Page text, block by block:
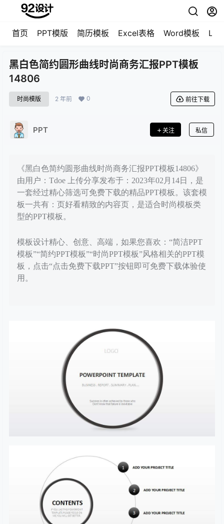
首页 PPT模版 简历模板 Excel表格 Word模板
黑白色简约圆形曲线时尚商务汇报PPT模板
14806
时尚模版 2 年前 0 前往下载
PPT 关注 私信
《黑白色简约圆形曲线时尚商务汇报PPT模板14806》
由用户：Tdoe 上传分享发布于：2023年02月14日，是
一套经过精心筛选可免费下载的精品PPT模板。该套模
板一共有：页好看精致的内容页，是适合时尚模板类
型的PPT模板。
模板设计精心、创意、高端，如果您喜欢：“简洁PPT
模板”“简约PPT模板”“时尚PPT模板”风格相关的PPT模
板，点击“点击免费下载PPT”按钮即可免费下载体验使
用。